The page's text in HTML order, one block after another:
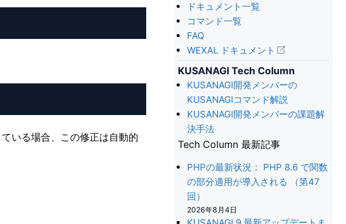
いる場合、この修正は自動的
ドキュメント一覧
コマンド一覧
FAQ
WEXAL ドキュメント
KUSANAGI Tech Column
KUSANAGI開発メンバーの
KUSANAGIコマンド解説
KUSANAGI開発メンバーの課題解
決手法
Tech Column 最新記事
PHPの最新状況： PHP 8.6 で関数
の部分適用が導入される （第47
回）
2026年8月4日